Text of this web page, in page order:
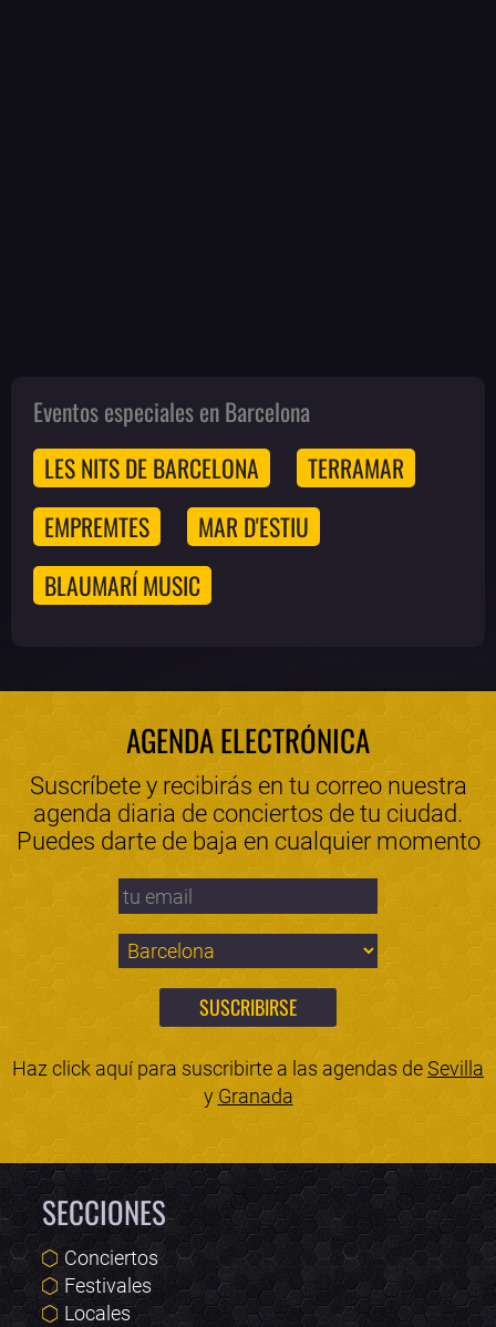
Eventos especiales en Barcelona
LES NITS DE BARCELONA
TERRAMAR
EMPREMTES
MAR D'ESTIU
BLAUMARÍ MUSIC
AGENDA ELECTRÓNICA
Suscríbete y recibirás en tu correo nuestra
agenda diaria de conciertos de tu ciudad.
Puedes darte de baja en cualquier momento
Haz click aquí para suscribirte a las agendas deSevilla
y Granada
SECCIONES
Conciertos
Festivales
Locales